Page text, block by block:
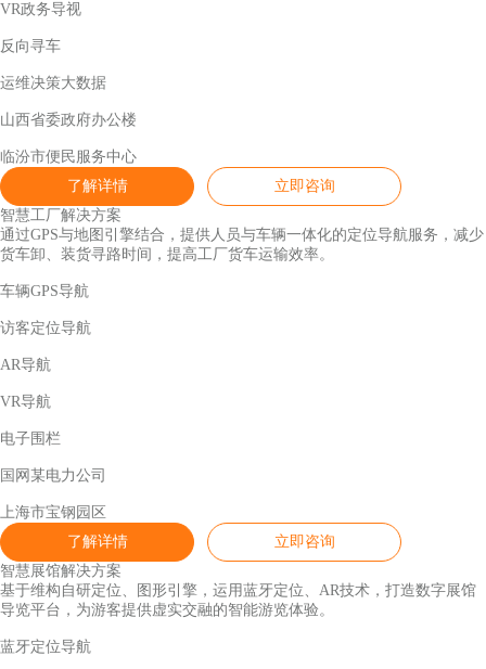
VR政务导视
反向寻车
运维决策大数据
山西省委政府办公楼
临汾市便民服务中心
了解详情
立即咨询
智慧工厂解决方案
通过GPS与地图引擎结合，提供人员与车辆一体化的定位导航服务，减少
货车卸、装货寻路时间，提高工厂货车运输效率。
车辆GPS导航
访客定位导航
AR导航
VR导航
电子围栏
国网某电力公司
上海市宝钢园区
了解详情
立即咨询
智慧展馆解决方案
基于维构自研定位、图形引擎，运用蓝牙定位、AR技术，打造数字展馆
导览平台，为游客提供虚实交融的智能游览体验。
蓝牙定位导航